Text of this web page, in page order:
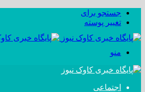
جستجو برای
تغییر پوسته
منو
اجتماعی